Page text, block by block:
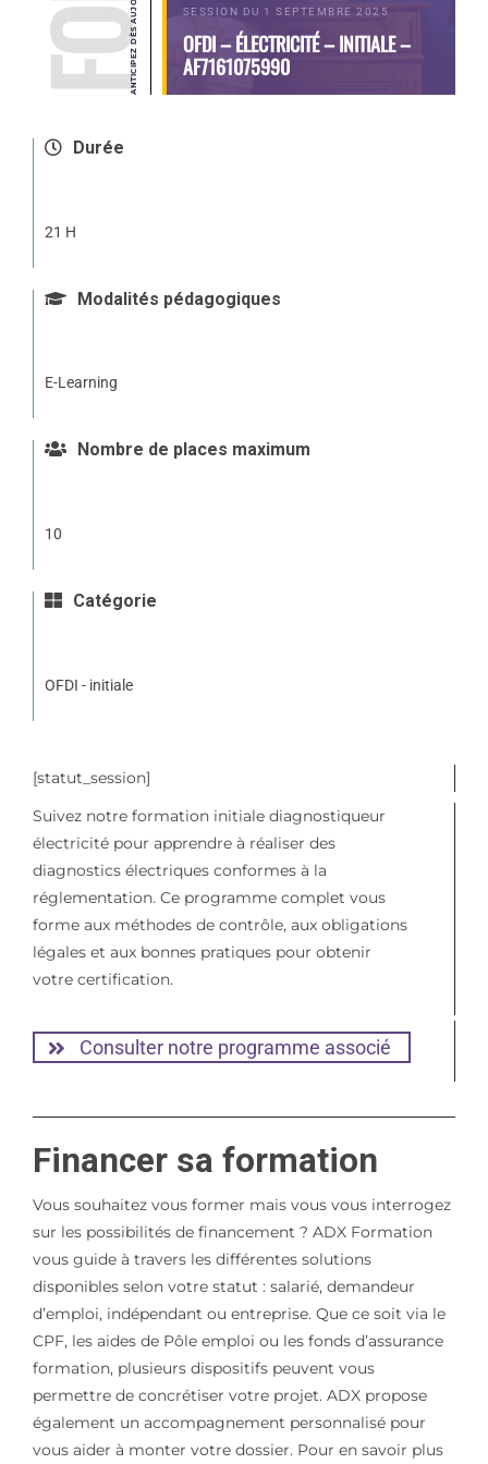
SESSION DU 1 SEPTEMBRE 2025
OFDI – ÉLECTRICITÉ – INITIALE –
AF7161075990
Durée
21 H
Modalités pédagogiques
E-Learning
Nombre de places maximum
10
Catégorie
OFDI - initiale
[statut_session]
Suivez notre formation initiale diagnostiqueur
électricité pour apprendre à réaliser des
diagnostics électriques conformes à la
réglementation. Ce programme complet vous
forme aux méthodes de contrôle, aux obligations
légales et aux bonnes pratiques pour obtenir
votre certification.
Consulter notre programme associé
Financer sa formation
Vous souhaitez vous former mais vous vous interrogez
sur les possibilités de financement ? ADX Formation
vous guide à travers les différentes solutions
disponibles selon votre statut : salarié, demandeur
d’emploi, indépendant ou entreprise. Que ce soit via le
CPF, les aides de Pôle emploi ou les fonds d’assurance
formation, plusieurs dispositifs peuvent vous
permettre de concrétiser votre projet. ADX propose
également un accompagnement personnalisé pour
vous aider à monter votre dossier. Pour en savoir plus